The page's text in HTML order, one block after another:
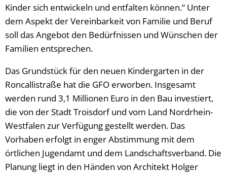
Kinder sich entwickeln und entfalten können.“ Unter
dem Aspekt der Vereinbarkeit von Familie und Beruf
soll das Angebot den Bedürfnissen und Wünschen der
Familien entsprechen.
Das Grundstück für den neuen Kindergarten in der
Roncallistraße hat die GFO erworben. Insgesamt
werden rund 3,1 Millionen Euro in den Bau investiert,
die von der Stadt Troisdorf und vom Land Nordrhein-
Westfalen zur Verfügung gestellt werden. Das
Vorhaben erfolgt in enger Abstimmung mit dem
örtlichen Jugendamt und dem Landschaftsverband. Die
Planung liegt in den Händen von Architekt Holger